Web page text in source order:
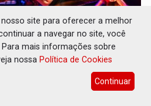
de Rondônia estreia na
de Dança de
site para oferecer a melhor
a navegar no site, você
mais informações sobre
nossa Política de Cookies
Continuar